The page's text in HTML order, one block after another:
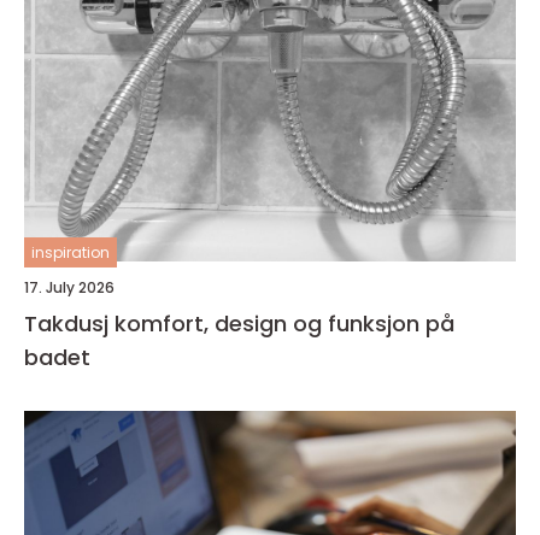
inspiration
17. July 2026
Takdusj komfort, design og funksjon på
badet